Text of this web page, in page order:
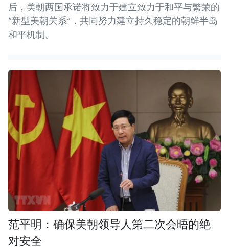
后，美朝两国承诺将致力于建立致力于和平与繁荣的
“新型美朝关系”，共同努力建立持久稳定的朝鲜半岛
和平机制。
范平明：确保美朝领导人第二次会晤的绝
对安全